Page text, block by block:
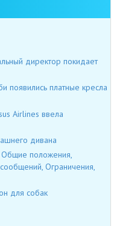
директор покидает
появились платные кресла
Airlines ввела
дивана
Общие положения,
Ограничения,
для собак